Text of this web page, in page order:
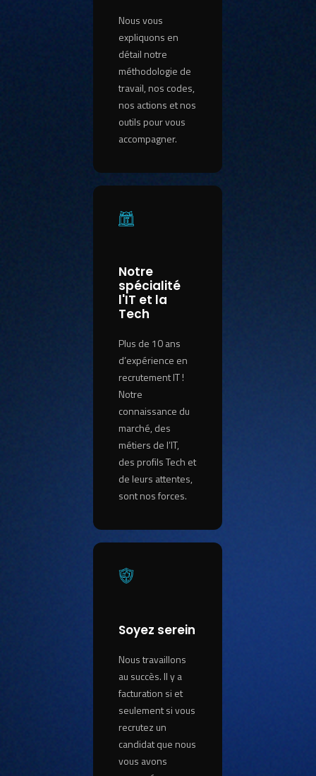
Nous vous
expliquons en
détail notre
méthodologie de
travail, nos codes,
nos actions et nos
outils pour vous
accompagner.
Notre
spécialité
l'IT et la
Tech
Plus de 10 ans
d’expérience en
recrutement IT !
Notre
connaissance du
marché, des
métiers de l’IT,
des profils Tech et
de leurs attentes,
sont nos forces.
Soyez serein
Nous travaillons
au succès. Il y a
facturation si et
seulement si vous
recrutez un
candidat que nous
vous avons